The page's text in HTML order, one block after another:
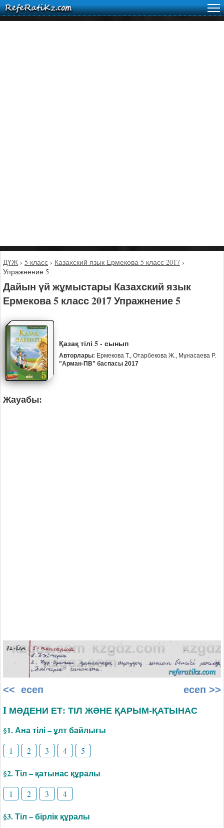
ДҮЖ › 5 класс › Казахский язык Ермекова 5 класс 2017 ›
Упражнение 5
Дайын үй жұмыстары Казахский язык
Ермекова 5 класс 2017 Упражнение 5
Қазақ тілі 5 - сынып
Авторлары: Ермекова Т., Отарбекова Ж., Мұнасаева Р.
"Арман-ПВ" баспасы 2017
Жауабы:
<< есеп есеп >>
I МӘДЕНИ ЕТ: ТІЛ ЖӘНЕ ҚАРЫМ-ҚАТЫНАС
§1. Ана тілі – ұлт байлығы
1 2 3 4 5
§2. Тіл – қатынас құралы
1 2 3 4
§3. Тіл – бірлік құралы